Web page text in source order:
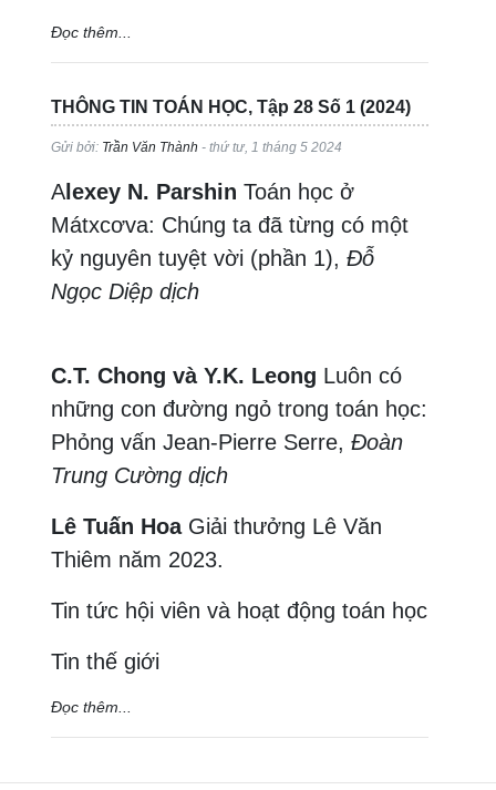
Đọc thêm...
THÔNG TIN TOÁN HỌC, Tập 28 Số 1 (2024)
Gửi bởi: Trần Văn Thành - thứ tư, 1 tháng 5 2024
Alexey N. Parshin Toán học ở
Mátxcơva: Chúng ta đã từng có một
kỷ nguyên tuyệt vời (phần 1),Đỗ
Ngọc Diệp dịch
C.T. Chong và Y.K. Leong Luôn có
những con đường ngỏ trong toán học:
Phỏng vấn Jean-Pierre Serre,Đoàn
Trung Cường dịch
Lê Tuấn HoaGiải thưởng Lê Văn
Thiêm năm 2023.
Tin tức hội viên và hoạt động toán học
Tin thế giới
Đọc thêm...